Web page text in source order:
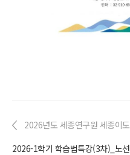
2026년도 세종연구원 세종이